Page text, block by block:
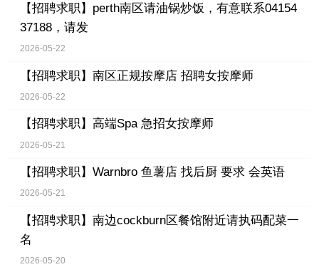
【招聘求职】 perth南区请油锅炒饭，有意联系04154
37188，请发
2026-05-22
【招聘求职】 南区正规按摩店 招聘女按摩师
2026-05-22
【招聘求职】 高端Spa 急招女按摩师
2026-05-21
【招聘求职】 Warnbro 鱼薯店 找后厨 要求 会英语
2026-05-21
【招聘求职】 南边cockburn区餐馆附近请执码配菜一
名
2026-05-20